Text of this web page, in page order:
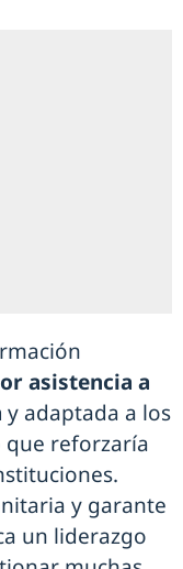
asistencia a
y adaptada a los
que reforzaría
y garante
un liderazgo